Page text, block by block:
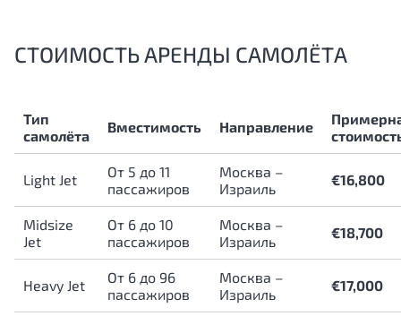
СТОИМОСТЬ АРЕНДЫ САМОЛЁТА
Тип
самолёта
Вместимость Направление
Light Jet
От 5 до 11
пассажиров
Москва –
Израиль
€16,800
Midsize
Jet
От 6 до 10
пассажиров
Москва –
Израиль
€18,700
Heavy Jet
От 6 до 96
пассажиров
Москва –
Израиль
€17,000